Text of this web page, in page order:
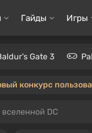
Гайды Игры
Gate 3
конкурс
DC